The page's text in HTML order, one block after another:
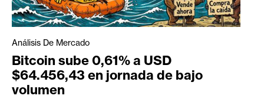
Análisis De Mercado
Bitcoin sube 0,61% a USD
$64.456,43 en jornada de bajo
volumen